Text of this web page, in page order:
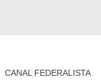
CANAL FEDERALISTA